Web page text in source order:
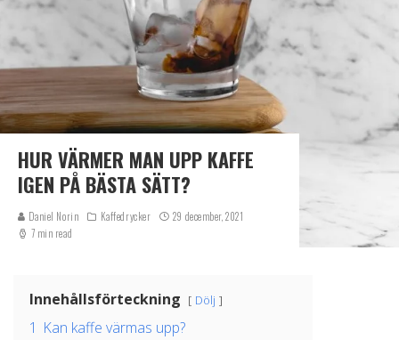
HUR VÄRMER MAN UPP KAFFE
IGEN PÅ BÄSTA SÄTT?
Daniel Norin Kaffedrycker
29 december, 2021
7 min read
Innehållsförteckning Dölj
1 Kan kaffe värmas upp?